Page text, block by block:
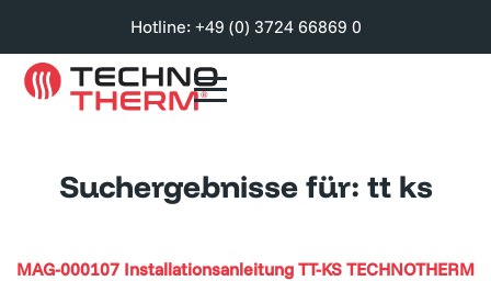
Hotline: +49 (0) 3724 66869 0
Suchergebnisse für: tt ks
MAG-000107 Installationsanleitung TT-KS TECHNOTHERM